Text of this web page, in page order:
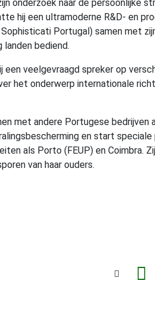
onderzoek naar de persoonlijke
hij een ultramoderne R&D- en
Portugal) samen met
bediend.
veelgevraagd spreker op
het onderwerp internationale
met andere Portugese bedrijven
en start speciale
als Porto (FEUP) en Coimbra.
van haar ouders.